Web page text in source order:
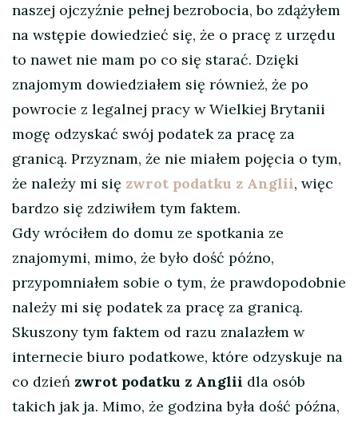
naszej ojczyźnie pełnej bezrobocia, bo zdążyłem
na wstępie dowiedzieć się, że o pracę z urzędu
to nawet nie mam po co się starać. Dzięki
znajomym dowiedziałem się również, że po
powrocie z legalnej pracy w Wielkiej Brytanii
mogę odzyskać swój podatek za pracę za
granicą. Przyznam, że nie miałem pojęcia o tym,
że należy mi się zwrot podatku z Anglii, więc
bardzo się zdziwiłem tym faktem.
Gdy wróciłem do domu ze spotkania ze
znajomymi, mimo, że było dość późno,
przypomniałem sobie o tym, że prawdopodobnie
należy mi się podatek za pracę za granicą.
Skuszony tym faktem od razu znalazłem w
internecie biuro podatkowe, które odzyskuje na
co dzień zwrot podatku z Anglii dla osób
takich jak ja. Mimo, że godzina była dość późna,